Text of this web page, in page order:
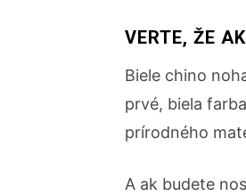
VERTE, ŽE
Biele chino
prvé, biela
prírodného
A ak budete